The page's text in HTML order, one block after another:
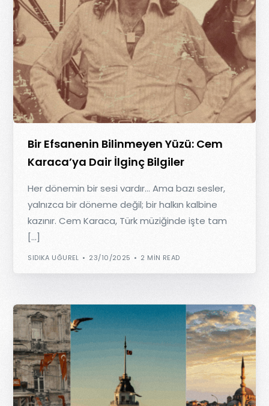
Bir Efsanenin Bilinmeyen Yüzü: Cem
Karaca’ya Dair İlginç Bilgiler
Her dönemin bir sesi vardır… Ama bazı sesler,
yalnızca bir döneme değil; bir halkın kalbine
kazınır. Cem Karaca, Türk müziğinde işte tam
[…]
SIDIKA UĞUREL 23/10/2025 2 MIN READ